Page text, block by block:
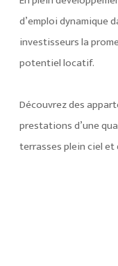
d’emploi dynamique
investisseurs la
potentiel locatif.
Découvrez des
prestations d’une
terrasses plein ciel